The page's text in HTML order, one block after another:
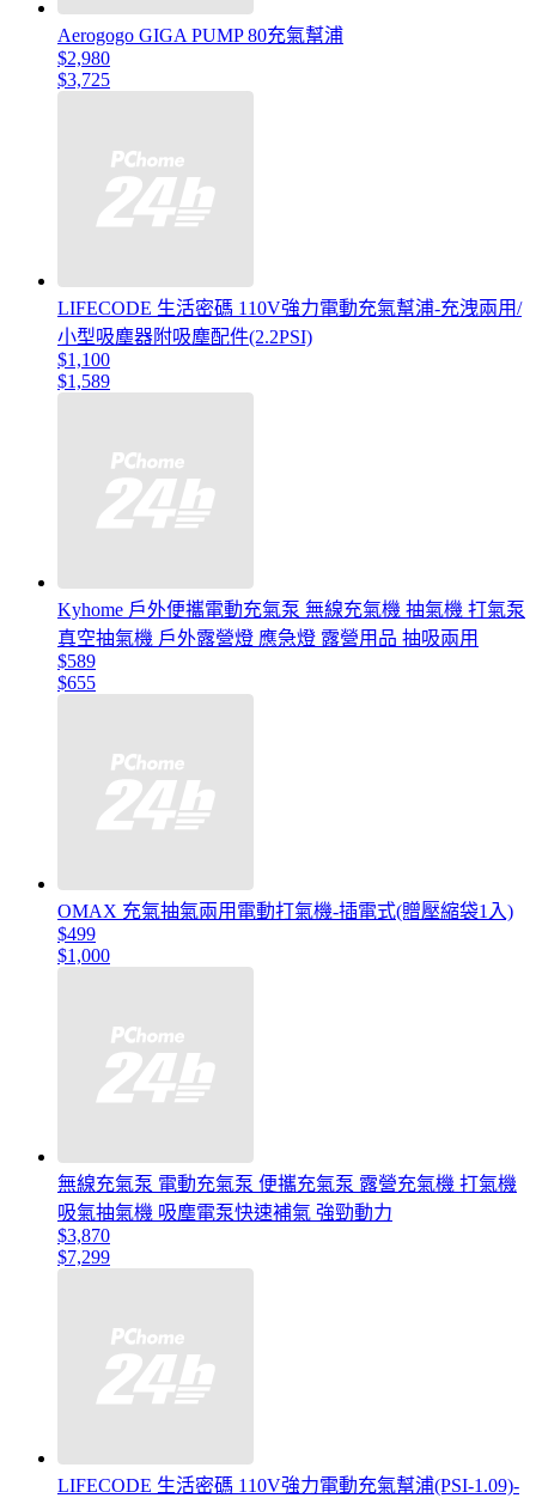
Aerogogo GIGA PUMP 80充氣幫浦
$2,980
$3,725
LIFECODE 生活密碼 110V強力電動充氣幫浦-充洩兩用/
小型吸塵器附吸塵配件(2.2PSI)
$1,100
$1,589
Kyhome 戶外便攜電動充氣泵 無線充氣機 抽氣機 打氣泵
真空抽氣機 戶外露營燈 應急燈 露營用品 抽吸兩用
$589
$655
OMAX 充氣抽氣兩用電動打氣機-插電式(贈壓縮袋1入)
$499
$1,000
無線充氣泵 電動充氣泵 便攜充氣泵 露營充氣機 打氣機
吸氣抽氣機 吸塵電泵快速補氣 強勁動力
$3,870
$7,299
LIFECODE 生活密碼 110V強力電動充氣幫浦(PSI-1.09)-